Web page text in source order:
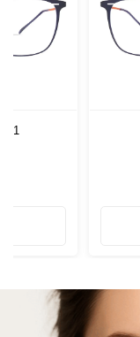
51